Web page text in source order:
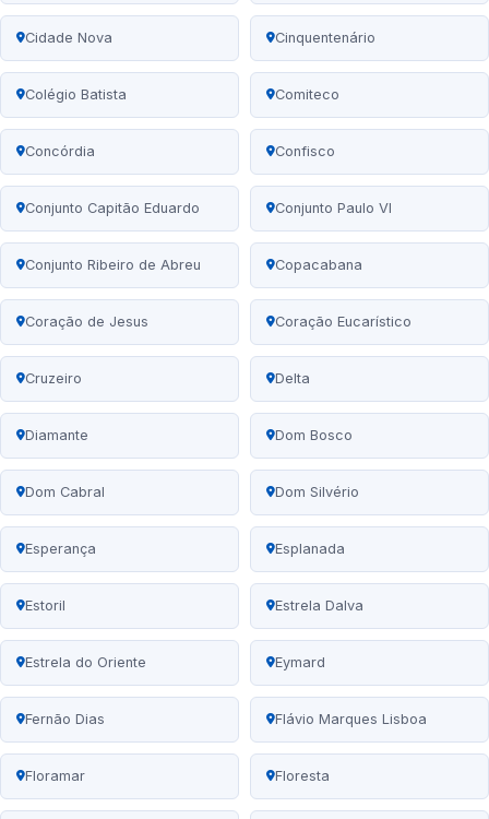
Cidade Nova Cinquentenário
Colégio Batista Comiteco
Concórdia Confisco
Conjunto Capitão Eduardo Conjunto Paulo VI
Conjunto Ribeiro de Abreu Copacabana
Coração de Jesus Coração Eucarístico
Cruzeiro Delta
Diamante Dom Bosco
Dom Cabral Dom Silvério
Esperança Esplanada
Estoril Estrela Dalva
Estrela do Oriente Eymard
Fernão Dias Flávio Marques Lisboa
Floramar Floresta